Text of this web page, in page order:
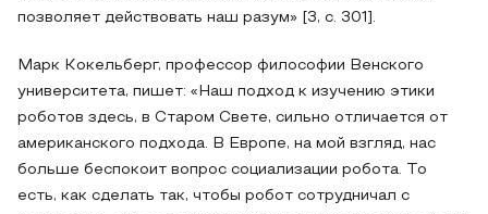
позволяет действовать наш разум» [3, с. 301].
Марк Кокельберг, профессор философии Венского
университета, пишет: «Наш подход к изучению этики
роботов здесь, в Старом Свете, сильно отличается от
американского подхода. В Европе, на мой взгляд, нас
больше беспокоит вопрос социализации робота. То
есть, как сделать так, чтобы робот сотрудничал с